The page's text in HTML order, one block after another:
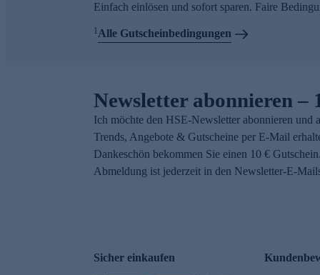
Einfach einlösen und sofort sparen. Faire
1Alle Gutscheinbedingungen
Newsletter abonnieren –
Ich möchte den HSE-Newsletter abonnieren und
Trends, Angebote & Gutscheine per E-Mail
Dankeschön bekommen Sie einen 10 €
Abmeldung ist jederzeit in den Newsletter-E-
Sicher einkaufen